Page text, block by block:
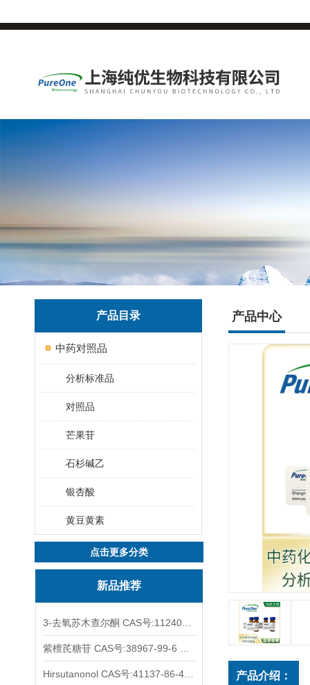
产品目录
中药对照品
分析标准品
对照品
芒果苷
石杉碱乙
银杏酸
黄豆黄素
点击更多分类
新品推荐
产品中心
产品介绍：